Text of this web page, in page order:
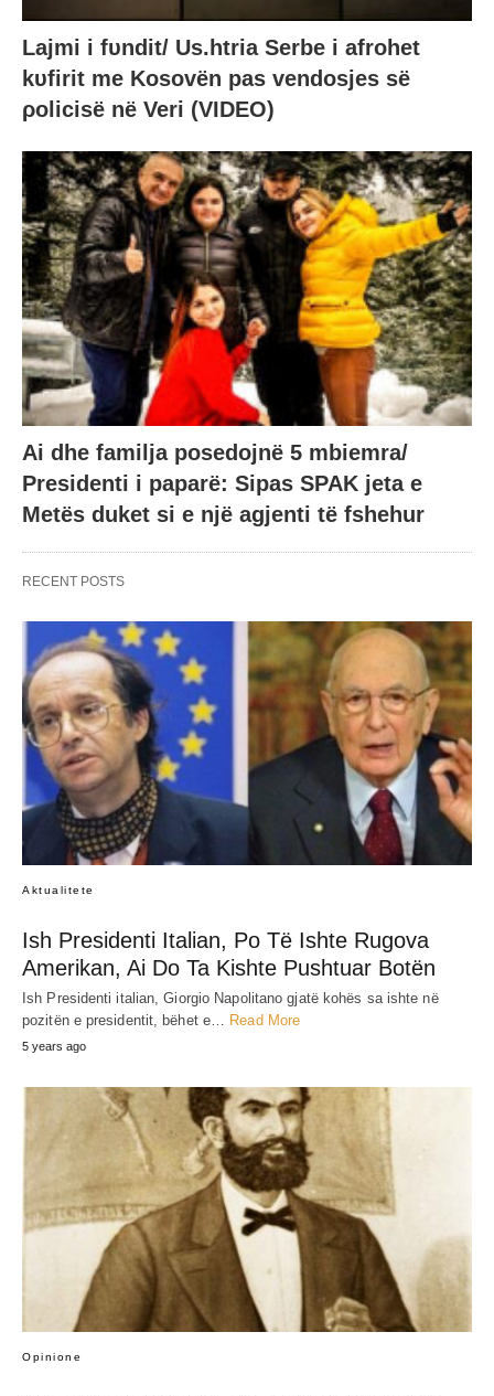
Lajmi i fυndit/ Us.htria Serbe i afrohet
kυfirit me Kosovën pas vendosjes së
ρolicisë në Veri (VIDEO)
Ai dhe familja posedojnë 5 mbiemra/
Presidenti i paparë: Sipas SPAK jeta e
Metës duket si e një agjenti të fshehur
RECENT POSTS
Aktualitete
Ish Presidenti Italian, Po Të Ishte Rugova
Amerikan, Ai Do Ta Kishte Pushtuar Botën
Ish Presidenti italian, Giorgio Napolitano gjatë kohës sa ishte në
pozitën e presidentit, bëhet e… Read More
5 years ago
Opinione